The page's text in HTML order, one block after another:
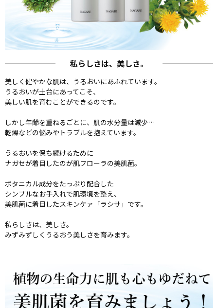
私らしさは、美しさ。
美しく健やかな肌は、うるおいにあふれています。
うるおいが土台にあってこそ、
美しい肌を育むことができるのです。
しかし年齢を重ねるごとに、肌の水分量は減少…
乾燥などの悩みやトラブルを抱えています。
うるおいを保ち続けるために
ナガセが着目したのが肌フローラの美肌菌。
ボタニカル成分をたっぷり配合した
シンプルなお手入れで肌環境を整え、
美肌菌に着目したスキンケァ「ラシサ」です。
私らしさは、美しさ。
みずみずしくうるおう美しさを育みます。